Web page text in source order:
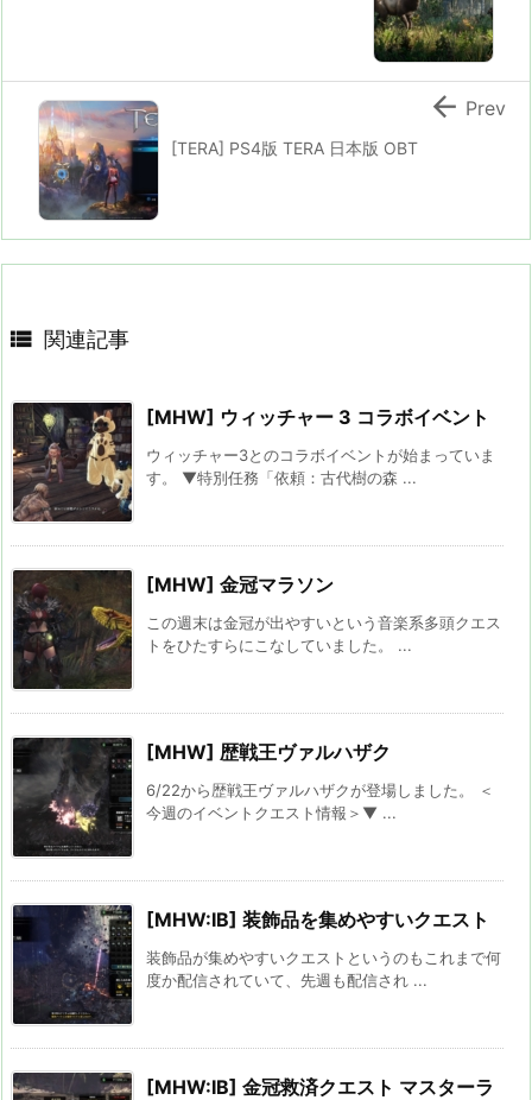
[TERA] PS4版 TERA 日本版 OBT
 Prev
 関連記事
[MHW] ウィッチャー 3 コラボイベント
ウィッチャー3とのコラボイベントが始まっていま
す。 ▼特別任務「依頼：古代樹の森 ...
[MHW] 金冠マラソン
この週末は金冠が出やすいという音楽系多頭クエス
トをひたすらにこなしていました。 ...
[MHW] 歴戦王ヴァルハザク
6/22から歴戦王ヴァルハザクが登場しました。 ＜
今週のイベントクエスト情報＞▼ ...
[MHW:IB] 装飾品を集めやすいクエスト
装飾品が集めやすいクエストというのもこれまで何
度か配信されていて、先週も配信され ...
[MHW:IB] 金冠救済クエスト マスターラ